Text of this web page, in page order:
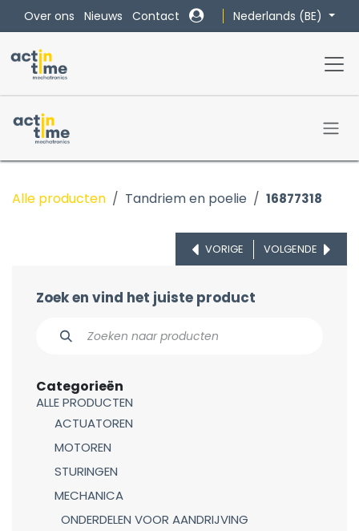
Overslaan naar inhoud
Over ons Nieuws Contact Nederlands (BE)
Alle producten Tandriem en poelie 16877318
VORIGE VOLGENDE
Zoek en vind het juiste product
Categorieën
ALLE PRODUCTEN
ACTUATOREN
MOTOREN
STURINGEN
MECHANICA
ONDERDELEN VOOR AANDRIJVING